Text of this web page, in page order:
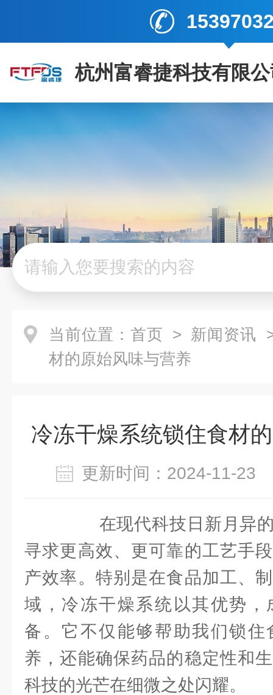
杭州富睿捷科技有限
当前位置： 首页 > 新闻资讯
材的原始风味与营养
冷冻干燥系统锁住食材
更新时间：2024-11-
在现代科技日新月异的
寻求更高效、更可靠的工艺手
产效率。特别是在食品加工、
域，冷冻干燥系统以其优势，
备。它不仅能够帮助我们锁
养，还能确保药品的稳定性和
科技的光芒在细微之处闪耀。